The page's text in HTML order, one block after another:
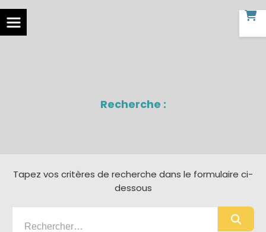
Recherche :
Tapez vos critères de recherche dans le formulaire ci-
dessous